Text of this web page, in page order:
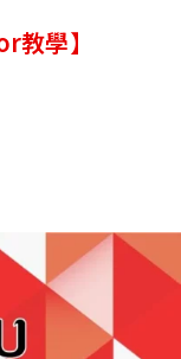
學】